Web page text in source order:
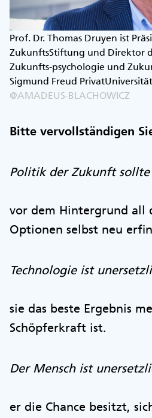
Prof. Dr. Thomas Druyen ist
ZukunftsStiftung und Direktor
Zukunfts-psychologie und
Sigmund Freud
@AMADEUS-BLACHOWICZ
Bitte vervollständigen
Politik der Zukunft sollte
vor dem Hintergrund all
Optionen selbst neu
Technologie ist
sie das beste Ergebnis
Schöpferkraft ist.
Der Mensch ist
er die Chance besitzt,